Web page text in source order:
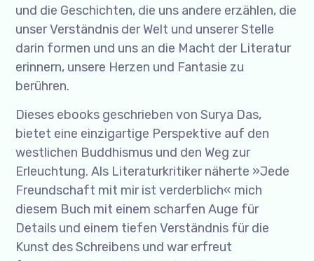
und die Geschichten, die uns andere erzählen, die
unser Verständnis der Welt und unserer Stelle
darin formen und uns an die Macht der Literatur
erinnern, unsere Herzen und Fantasie zu
berühren.
Dieses ebooks geschrieben von Surya Das,
bietet eine einzigartige Perspektive auf den
westlichen Buddhismus und den Weg zur
Erleuchtung. Als Literaturkritiker näherte »Jede
Freundschaft mit mir ist verderblich« mich
diesem Buch mit einem scharfen Auge für
Details und einem tiefen Verständnis für die
Kunst des Schreibens und war erfreut